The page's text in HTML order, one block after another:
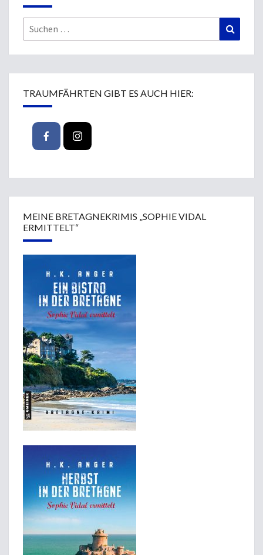
Suchen
nach:
TRAUMFÄHRTEN GIBT ES AUCH HIER:
MEINE BRETAGNEKRIMIS „SOPHIE VIDAL
ERMITTELT“